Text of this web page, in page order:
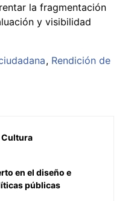
la fragmentación
y visibilidad
Rendición de
Cultura
en el diseño e
públicas